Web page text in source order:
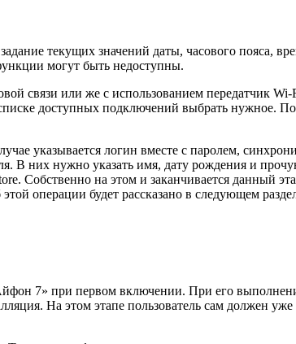
текущих значений даты, часового пояса,
могут быть недоступны.
связи или же с использованием передатчик
доступных подключений выбрать нужное.
указывается логин вместе с паролем,
В них нужно указать имя, дату рождения и
Собственно на этом и заканчивается данный
операции будет рассказано в следующем
7» при первом включении. При его
На этом этапе пользователь сам должен уже